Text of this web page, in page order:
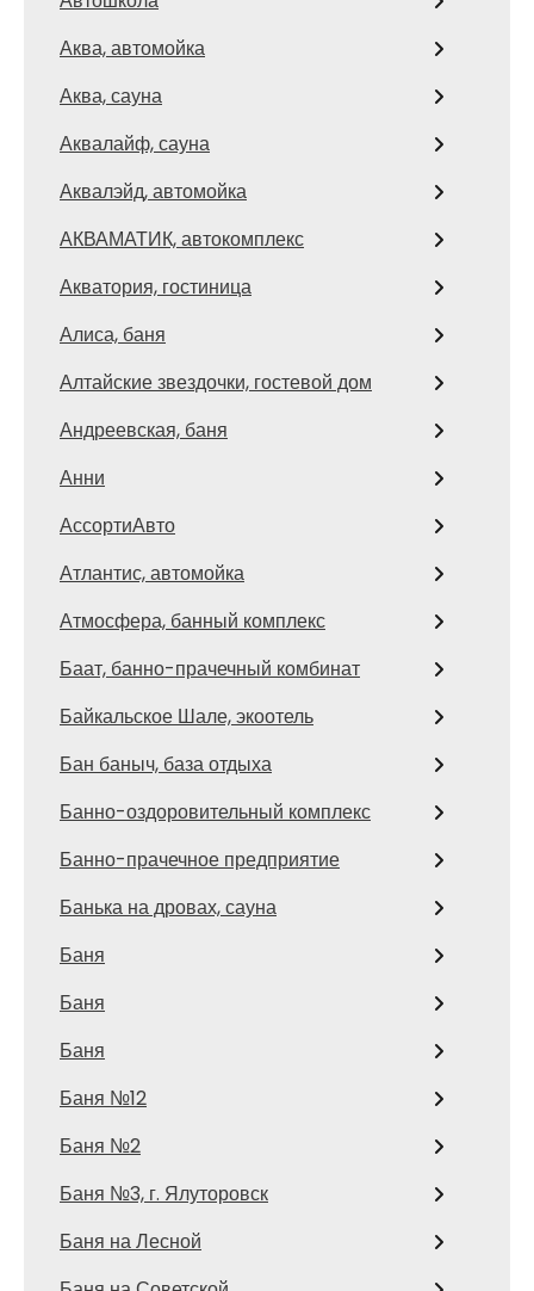
Аква, автомойка
Аква, сауна
Аквалайф, сауна
Аквалэйд, автомойка
АКВАМАТИК, автокомплекс
Акватория, гостиница
Алиса, баня
Алтайские звездочки, гостевой дом
Андреевская, баня
Анни
АссортиАвто
Атлантис, автомойка
Атмосфера, банный комплекс
Баат, банно-прачечный комбинат
Байкальское Шале, экоотель
Бан баныч, база отдыха
Банно-оздоровительный комплекс
Банно-прачечное предприятие
Банька на дровах, сауна
Баня
Баня
Баня
Баня №12
Баня №2
Баня №3, г. Ялуторовск
Баня на Лесной